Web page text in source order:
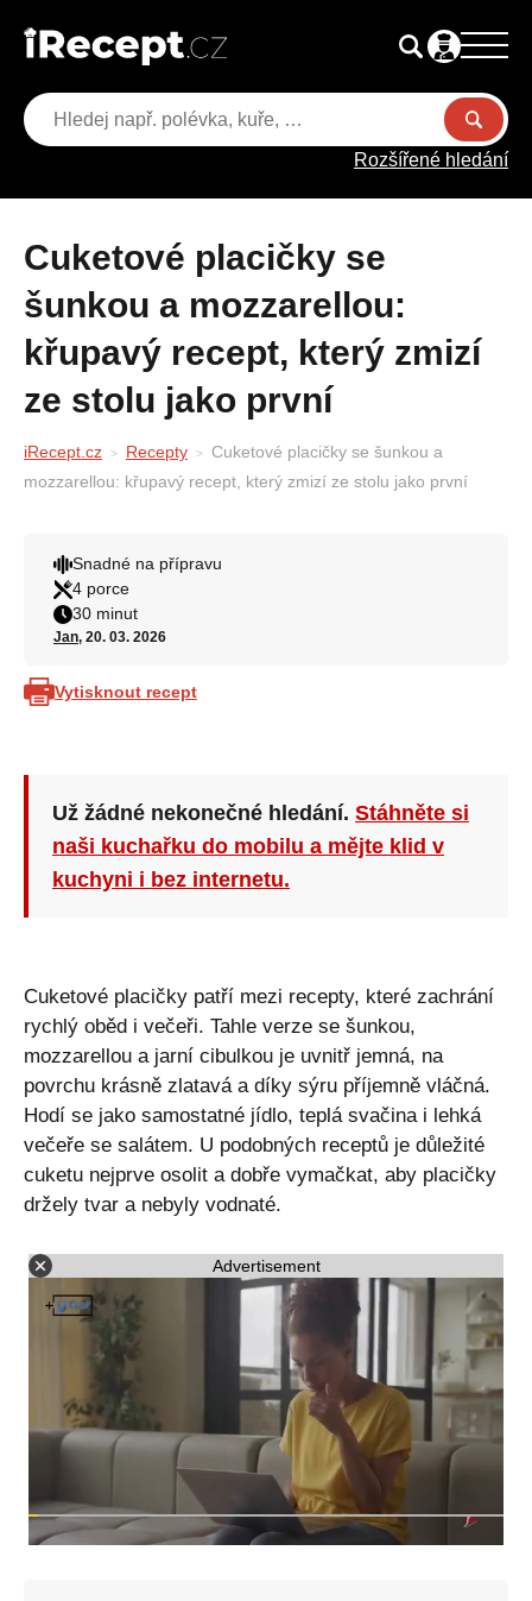
Rozšířené hledání
Cuketové placičky se
šunkou a mozzarellou:
křupavý recept, který zmizí
ze stolu jako první
iRecept.cz Recepty
Cuketové placičky se šunkou a
mozzarellou: křupavý recept, který zmizí ze stolu jako první
Snadné na přípravu
4 porce
30 minut
Jan, 20. 03. 2026
Vytisknout recept
Už žádné nekonečné hledání. Stáhněte si
naši kuchařku do mobilu a mějte klid v
kuchyni i bez internetu.
Cuketové placičky patří mezi recepty, které zachrání
rychlý oběd i večeři. Tahle verze se šunkou,
mozzarellou a jarní cibulkou je uvnitř jemná, na
povrchu krásně zlatavá a díky sýru příjemně vláčná.
Hodí se jako samostatné jídlo, teplá svačina i lehká
večeře se salátem. U podobných receptů je důležité
cuketu nejprve osolit a dobře vymačkat, aby placičky
držely tvar a nebyly vodnaté.
Advertisement